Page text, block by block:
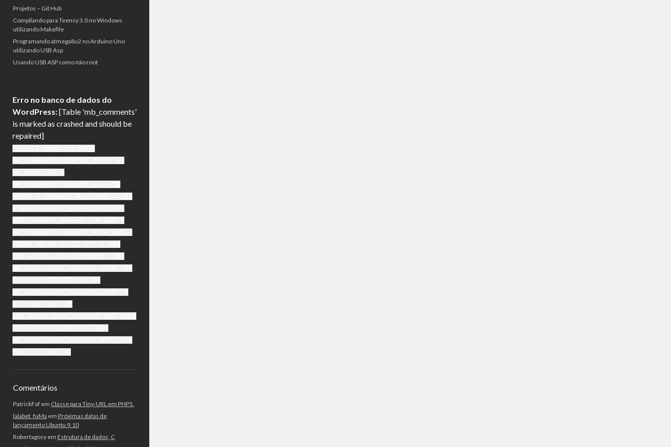
Projetos – Git Hub
Compilando para Teensy 3.0 no Windows
utilizando Makefile
Programando atmega8u2 no Arduino Uno
utilizando USB Asp
Usando USB ASP como não root
Erro no banco de dados do
WordPress:[Table 'mb_comments'
is marked as crashed and should be
repaired]
Comentários
PatrickFafem Classe para Tiny-URL em PHP5.
lalabet_fuMa em Próximas datas de
lançamento Ubuntu 9.10
Robertagosyem Estrutura de dados, C